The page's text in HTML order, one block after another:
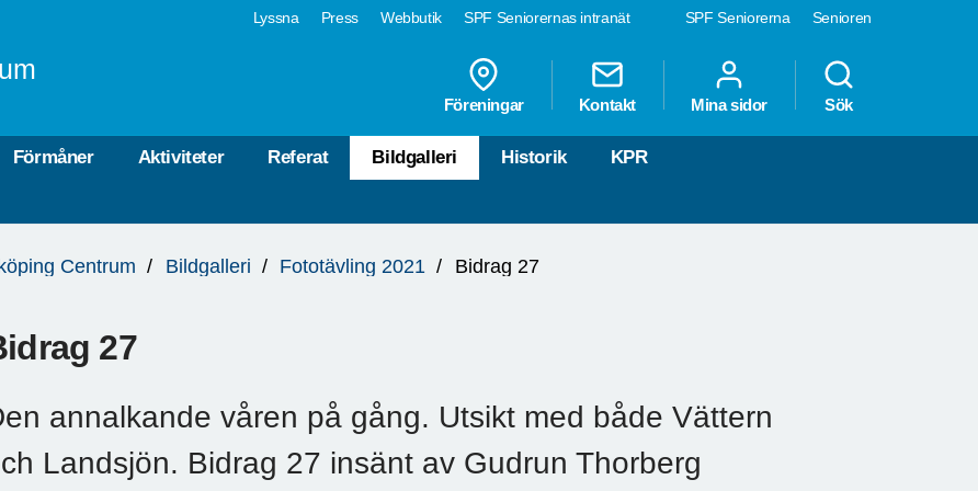
SPF Seniorerna Senioren
Lyssna Press Webbutik SPF Seniorernas intranät
Föreningar Kontakt Mina sidor Sök
Förmåner Aktiviteter Referat Bildgalleri Historik KPR
Centrum Bildgalleri Fototävling 2021 Bidrag 27
27
annalkande våren på gång. Utsikt med både Vättern
Landsjön. Bidrag 27 insänt av Gudrun Thorberg